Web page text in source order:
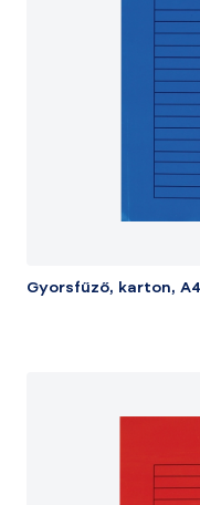
Gyorsfűző, karton,